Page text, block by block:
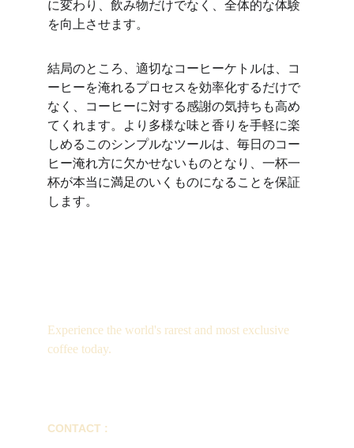
に変わり、飲み物だけでなく、全体的な体験
を向上させます。
結局のところ、適切なコーヒーケトルは、コ
ーヒーを淹れるプロセスを効率化するだけで
なく、コーヒーに対する感謝の気持ちも高め
てくれます。より多様な味と香りを手軽に楽
しめるこのシンプルなツールは、毎日のコー
ヒー淹れ方に欠かせないものとなり、一杯一
杯が本当に満足のいくものになることを保証
します。
Experience the world's rarest and most exclusive
coffee today.
CONTACT :